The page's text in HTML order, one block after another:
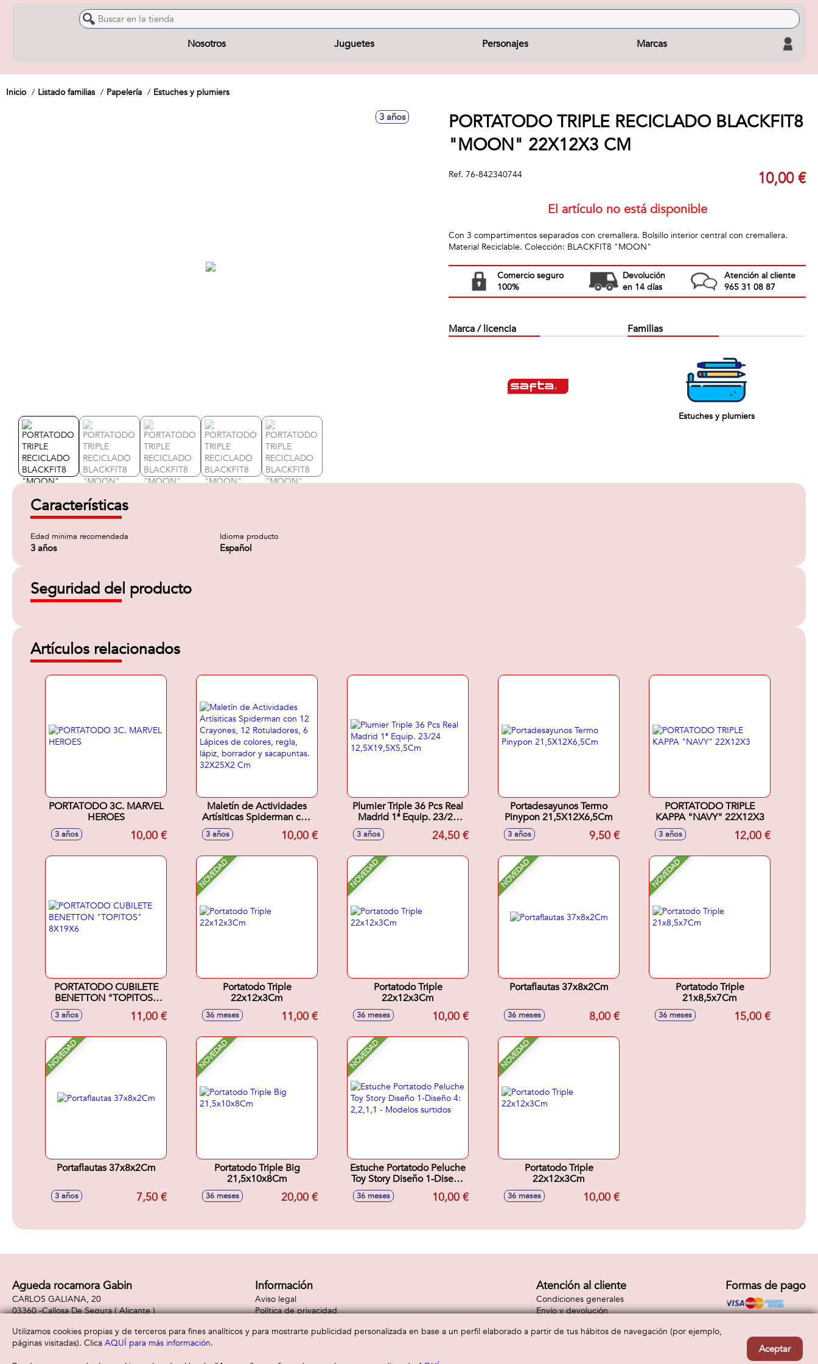
Nosotros Juguetes Personajes Marcas
Inicio Listado familias Papelería Estuches y plumiers
3 años
PORTATODO TRIPLE RECICLADO BLACKFIT8
"MOON" 22X12X3 CM
Ref. 76-842340744 10,00 €
El artículo no está disponible
Con 3 compartimentos separados con cremallera. Bolsillo interior central con cremallera.
Material Reciclable. Colección: BLACKFIT8 "MOON"
Comercio seguro
100%
Devolución
en 14 días
Atención al cliente
965 31 08 87
Marca / licencia Familias
Estuches y plumiers
Características
Edad minima recomendada
3 años
Idioma producto
Español
Seguridad del producto
Artículos relacionados
PORTATODO 3C. MARVEL
HEROES
3 años 10,00 €
Maletín de Actividades
Artísiticas Spiderman con
12 Crayones, 12
Rotuladores, 6 Lápices de
borrador y sacapuntas.
3 años 10,00 €
Plumier Triple 36 Pcs Real
Madrid 1ª Equip. 23/24
12,5X19,5X5,5Cm
3 años 24,50 €
Portadesayunos Termo
Pinypon 21,5X12X6,5Cm
3 años 9,50 €
PORTATODO TRIPLE
KAPPA "NAVY" 22X12X3
3 años 12,00 €
PORTATODO CUBILETE
BENETTON "TOPITOS"
3 años 11,00 €
NOVEDAD
Portatodo Triple
22x12x3Cm
36 meses 11,00 €
NOVEDAD
Portatodo Triple
22x12x3Cm
36 meses 10,00 €
NOVEDAD
Portaflautas 37x8x2Cm
36 meses 8,00 €
NOVEDAD
Portatodo Triple
21x8,5x7Cm
36 meses 15,00 €
NOVEDAD
Portaflautas 37x8x2Cm
3 años 7,50 €
NOVEDAD
Portatodo Triple Big
21,5x10x8Cm
36 meses 20,00 €
NOVEDAD
Estuche Portatodo Peluche
Toy Story Diseño 1-Diseño
4: 2,2,1,1 - Modelos
surtidos
36 meses 10,00 €
NOVEDAD
Portatodo Triple
22x12x3Cm
36 meses 10,00 €
Agueda rocamora Gabin
CARLOS GALIANA, 20
03360 -Callosa De Segura( Alicante )
Información
Aviso legal
Política de privacidad
Atención al cliente
Condiciones generales
Envío y devolución
Formas de pago
Utilizamos cookies propias y de terceros para fines analíticos y para mostrarte publicidad personalizada en base a un perfil elaborado a partir de tus hábitos de navegación (por ejemplo,
páginas visitadas). Clica AQUÍ para más información.
Aceptar